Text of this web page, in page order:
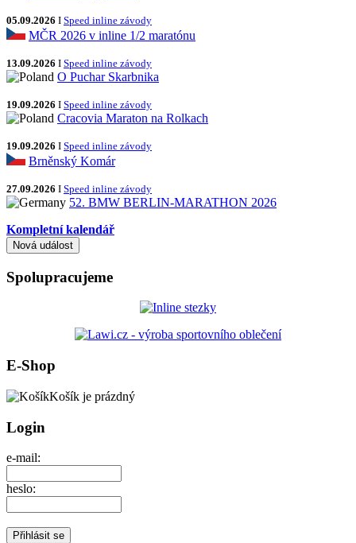
05.09.2026 I Speed inline závody
MČR 2026 v inline 1/2 maratónu
13.09.2026 I Speed inline závody
O Puchar Skarbnika
19.09.2026 I Speed inline závody
Cracovia Maraton na Rolkach
19.09.2026 I Speed inline závody
Brněnský Komár
27.09.2026 I Speed inline závody
52. BMW BERLIN-MARATHON 2026
Kompletní kalendář
Spolupracujeme
E-Shop
Košík je prázdný
Login
e-mail:
heslo: